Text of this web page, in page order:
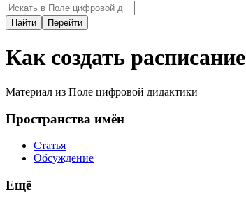
Как создать расписание
Материал из Поле цифровой дидактики
Пространства имён
Статья
Обсуждение
Ещё